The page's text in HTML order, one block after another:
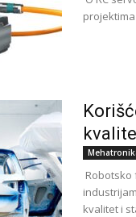
kvalitet i